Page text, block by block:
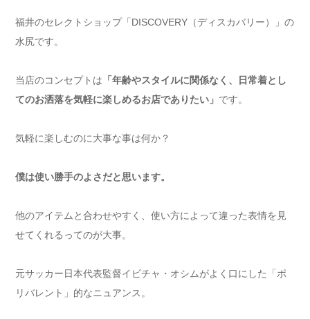
福井のセレクトショップ「DISCOVERY（ディスカバリー）」の
水尻です。
当店のコンセプトは 「年齢やスタイルに関係なく、日常着とし
てのお洒落を気軽に楽しめるお店でありたい」 です。
気軽に楽しむのに大事な事は何か？
僕は使い勝手のよさだと思います。
他のアイテムと合わせやすく、使い方によって違った表情を見
せてくれるってのが大事。
元サッカー日本代表監督イビチャ・オシムがよく口にした「ポ
リバレント」的なニュアンス。